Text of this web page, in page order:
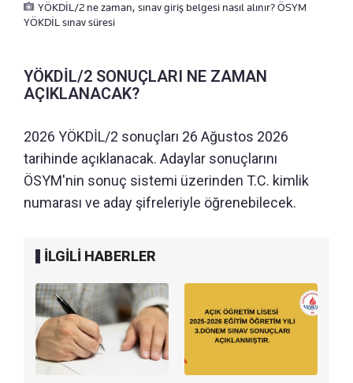
YÖKDİL/2 ne zaman, sınav giriş belgesi nasıl alınır? ÖSYM
YÖKDİL sınav süresi
YÖKDİL/2 SONUÇLARI NE ZAMAN
AÇIKLANACAK?
2026 YÖKDİL/2 sonuçları 26 Ağustos 2026
tarihinde açıklanacak. Adaylar sonuçlarını
ÖSYM'nin sonuç sistemi üzerinden T.C. kimlik
numarası ve aday şifreleriyle öğrenebilecek.
İLGİLİ HABERLER